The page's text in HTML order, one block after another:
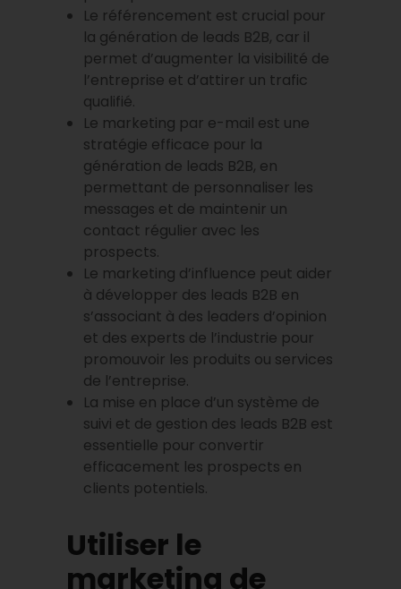
Le référencement est crucial pour
la génération de leads B2B, car il
permet d’augmenter la visibilité de
l’entreprise et d’attirer un trafic
qualifié.
Le marketing par e-mail est une
stratégie efficace pour la
génération de leads B2B, en
permettant de personnaliser les
messages et de maintenir un
contact régulier avec les
prospects.
Le marketing d’influence peut aider
à développer des leads B2B en
s’associant à des leaders d’opinion
et des experts de l’industrie pour
promouvoir les produits ou services
de l’entreprise.
La mise en place d’un système de
suivi et de gestion des leads B2B est
essentielle pour convertir
efficacement les prospects en
clients potentiels.
Utiliser le
marketing de